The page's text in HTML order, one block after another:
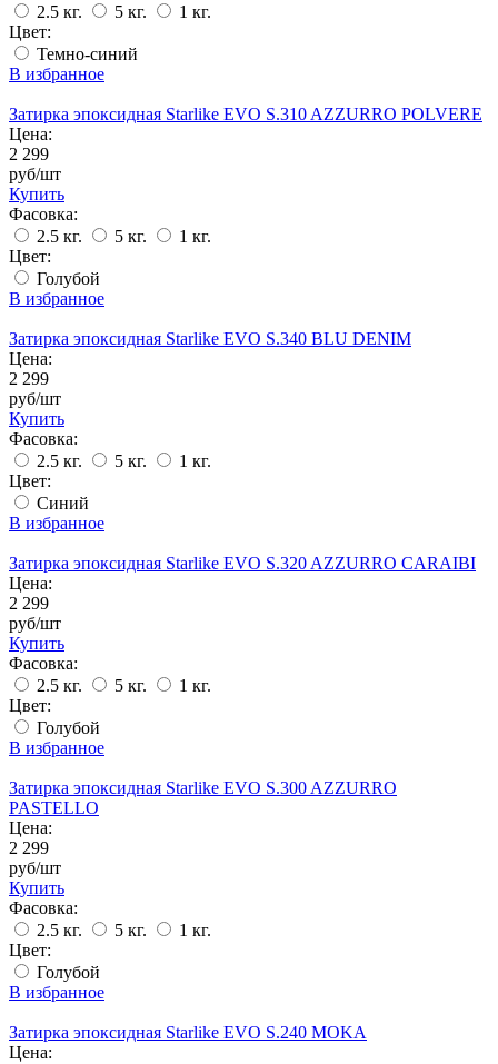
2.5 кг.
5 кг.
1 кг.
Цвет:
Темно-синий
В избранное
Затирка эпоксидная Starlike EVO S.310 AZZURRO POLVERE
Цена:
2 299
руб/шт
Купить
Фасовка:
2.5 кг.
5 кг.
1 кг.
Цвет:
Голубой
В избранное
Затирка эпоксидная Starlike EVO S.340 BLU DENIM
Цена:
2 299
руб/шт
Купить
Фасовка:
2.5 кг.
5 кг.
1 кг.
Цвет:
Синий
В избранное
Затирка эпоксидная Starlike EVO S.320 AZZURRO CARAIBI
Цена:
2 299
руб/шт
Купить
Фасовка:
2.5 кг.
5 кг.
1 кг.
Цвет:
Голубой
В избранное
Затирка эпоксидная Starlike EVO S.300 AZZURRO
PASTELLO
Цена:
2 299
руб/шт
Купить
Фасовка:
2.5 кг.
5 кг.
1 кг.
Цвет:
Голубой
В избранное
Затирка эпоксидная Starlike EVO S.240 MOKA
Цена: